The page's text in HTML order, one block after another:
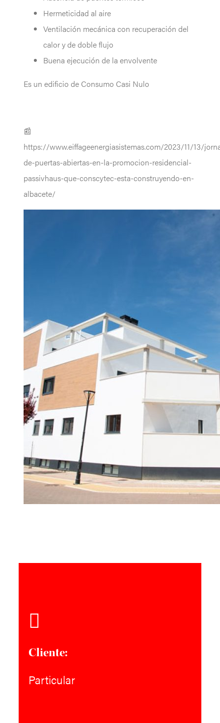
Hermeticidad al aire
Ventilación mecánica con recuperación del
calor y de doble flujo
Buena ejecución de la envolvente
Es un edificio de Consumo Casi Nulo
📰
https://www.eiffageenergiasistemas.com/2023/11/13/
de-puertas-abiertas-en-la-promocion-residencial-
passivhaus-que-conscytec-esta-construyendo-en-
albacete/
Cliente:
Particular